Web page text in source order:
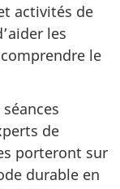
activités de
les
le
de
porteront sur
durable en